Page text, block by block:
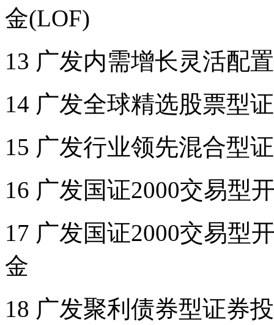
金(LOF)
13 广发内需增长灵活配
14 广发全球精选股票型
15 广发行业领先混合型
16 广发国证2000交易型
17 广发国证2000交易型
金
18 广发聚利债券型证券